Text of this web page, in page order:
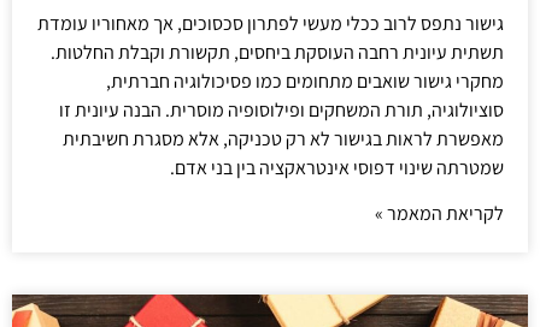
גישור נתפס לרוב ככלי מעשי לפתרון סכסוכים, אך מאחוריו עומדת
תשתית עיונית רחבה העוסקת ביחסים, תקשורת וקבלת החלטות.
מחקרי גישור שואבים מתחומים כמו פסיכולוגיה חברתית,
סוציולוגיה, תורת המשחקים ופילוסופיה מוסרית. הבנה עיונית זו
מאפשרת לראות בגישור לא רק טכניקה, אלא מסגרת חשיבתית
שמטרתה שינוי דפוסי אינטראקציה בין בני אדם.
לקריאת המאמר »